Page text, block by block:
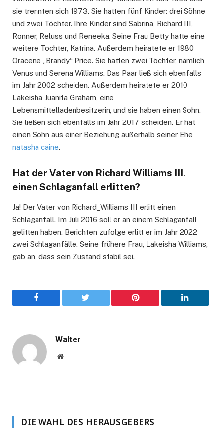
sie trennten sich 1973. Sie hatten fünf Kinder: drei Söhne
und zwei Töchter. Ihre Kinder sind Sabrina, Richard III,
Ronner, Reluss und Reneeka. Seine Frau Betty hatte eine
weitere Tochter, Katrina. Außerdem heiratete er 1980
Oracene „Brandy“ Price. Sie hatten zwei Töchter, nämlich
Venus und Serena Williams. Das Paar ließ sich ebenfalls
im Jahr 2002 scheiden. Außerdem heiratete er 2010
Lakeisha Juanita Graham, eine
Lebensmittelladenbesitzerin, und sie haben einen Sohn.
Sie ließen sich ebenfalls im Jahr 2017 scheiden. Er hat
einen Sohn aus einer Beziehung außerhalb seiner Ehe
natasha caine.
Hat der Vater von Richard Williams III.
einen Schlaganfall erlitten?
Ja! Der Vater von Richard_Williams III erlitt einen
Schlaganfall. Im Juli 2016 soll er an einem Schlaganfall
gelitten haben. Berichten zufolge erlitt er im Jahr 2022
zwei Schlaganfälle. Seine frühere Frau, Lakeisha Williams,
gab an, dass sein Zustand stabil sei.
Facebook Twitter Pinterest LinkedIn
Walter
Website
DIE WAHL DES HERAUSGEBERS